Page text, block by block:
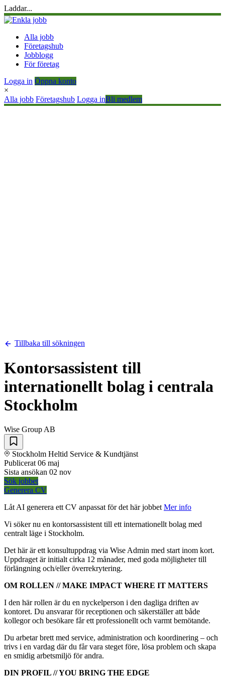
Laddar...
Alla jobb
Företagshub
Jobblogg
För företag
Logga in Öppna konto
×
Alla jobb Företagshub Logga inBli medlem
Tillbaka till sökningen
Kontorsassistent till
internationellt bolag i centrala
Stockholm
Wise Group AB
Stockholm Heltid Service & Kundtjänst
Publicerat 06 maj
Sista ansökan 02 nov
Sök jobbet
Generera CV
Låt AI generera ett CV anpassat för det här jobbet Mer info
Vi söker nu en kontorsassistent till ett internationellt bolag med
centralt läge i Stockholm.
Det här är ett konsultuppdrag via Wise Admin med start inom kort.
Uppdraget är initialt cirka 12 månader, med goda möjligheter till
förlängning och/eller överrekrytering.
OM ROLLEN // MAKE IMPACT WHERE IT MATTERS
I den här rollen är du en nyckelperson i den dagliga driften av
kontoret. Du ansvarar för receptionen och säkerställer att både
kollegor och besökare får ett professionellt och varmt bemötande.
Du arbetar brett med service, administration och koordinering – och
trivs i en vardag där du får vara steget före, lösa problem och skapa
en smidig arbetsmiljö för andra.
DIN PROFIL // YOU BRING THE EDGE